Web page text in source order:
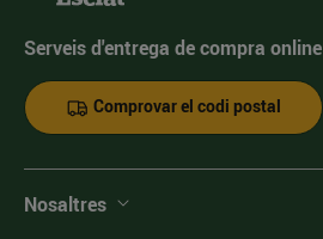
Serveis d'entrega de compra online
Comprovar el codi postal
Nosaltres